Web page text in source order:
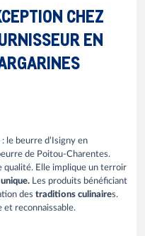
CHEZ
EN
: le beurre d’Isigny en
de Poitou-Charentes.
qualité. Elle implique un terroir
Les produits bénéficiant
des traditions culinaires.
et reconnaissable.